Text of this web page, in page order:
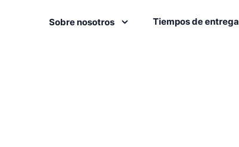
Sobre nosotros Tiempos de entrega